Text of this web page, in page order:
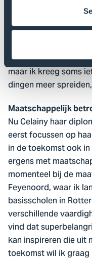
mijn studie vond ik
vanuit school goede
een sportdecaan die
docenten heel
natuurlijk gewoon
maar ik kreeg soms
dingen meer
Maatschappelijk
Nu Celainy haar
eerst focussen op
in de toekomst ook
ergens met
momenteel bij de
Feyenoord, waar ik
basisscholen in
verschillende
vind dat
kan inspireren die uit
toekomst wil ik